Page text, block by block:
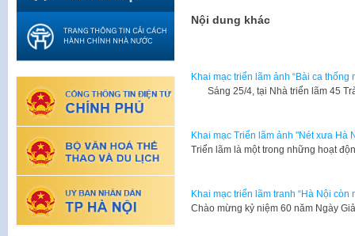
Nội dung khác
Khai mạc triển lãm ảnh “Bài ca thống
Sáng 25/4, tại Nhà triển lãm 45
Khai mạc Triển lãm ảnh "Nét xưa Hà
Triển lãm là một trong những hoạt
Khai mạc triển lãm tranh “Hà Nội còn
​Chào mừng kỷ niệm 60 năm Ngày